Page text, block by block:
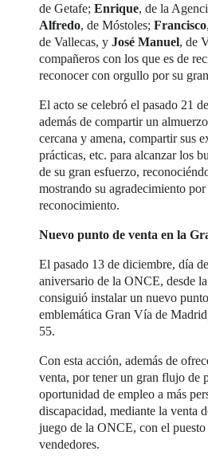
de Getafe;Enrique, de la
Alfredo, de Móstoles;Francisco
de Vallecas, yJosé Manuel, de
compañeros con los que es de
reconocer con orgullo por su
El acto se celebró el pasado 21
además de compartir un
cercana y amena, compartir sus
prácticas, etc. para alcanzar los
de su gran esfuerzo,
mostrando su agradecimiento
reconocimiento.
Nuevo punto de venta en la
El pasado 13 de diciembre, día
aniversario de la ONCE, desde
consiguió instalar un nuevo
emblemática Gran Vía de
55.
Con esta acción, además de
venta, por tener un gran flujo de
oportunidad de empleo a más
discapacidad, mediante la venta
juego de la ONCE, con el puesto
vendedores.